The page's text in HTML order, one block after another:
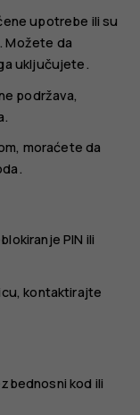
upotrebe ili su
Možete da
uključujete.
podržava,
moraćete da
PIN ili
kontaktirajte
kod ili